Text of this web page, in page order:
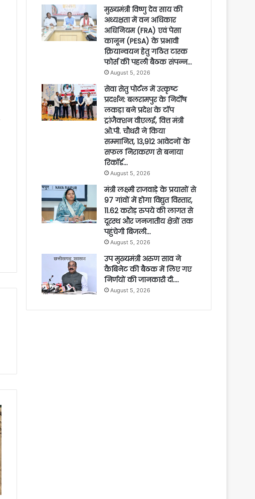
मुख्यमंत्री विष्णु देव साय की
अध्यक्षता में वन अधिकार
अधिनियम (FRA) एवं पेसा
कानून (PESA) के प्रभावी
क्रियान्वयन हेतु गठित टास्क
फोर्स की पहली बैठक संपन्न…
August 5, 2026
सेवा सेतु पोर्टल में उत्कृष्ट
प्रदर्शन: बलरामपुर के निर्दोष
लकड़ा बने प्रदेश के टॉप
ट्रांजैक्शन वीएलई, वित्त मंत्री
ओ.पी. चौधरी ने किया
सम्मानित, 13,912 आवेदनों के
सफल निराकरण से बनाया
रिकॉर्ड…
August 5, 2026
मंत्री लक्ष्मी राजवाड़े के प्रयासों से
97 गांवों में होगा विद्युत विस्तार,
11.62 करोड़ रुपये की लागत से
दूरस्थ और जनजातीय क्षेत्रों तक
पहुंचेगी बिजली…
August 5, 2026
उप मुख्यमंत्री अरुण साव ने
कैबिनेट की बैठक में लिए गए
निर्णयों की जानकारी दी….
August 5, 2026